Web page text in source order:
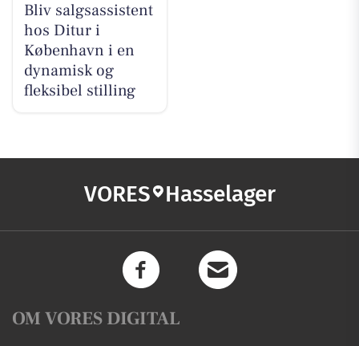
Bliv salgsassistent
hos Ditur i
København i en
dynamisk og
fleksibel stilling
VORES Hasselager
OM VORES DIGITAL